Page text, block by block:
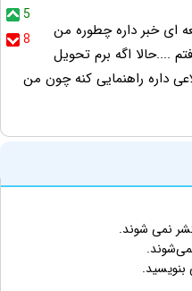
5
8
اى خبر داره چطوره من
....حالا اگه برم تحويل
داره راهنمايى کنه چون من
نمی شوند.